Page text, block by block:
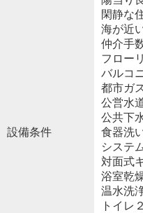
設備条件
閑静な
海が近
仲介手
フロー
バルコ
都市ガ
公営水
公共下
食器洗
システ
対面式
浴室乾
温水洗
トイレ